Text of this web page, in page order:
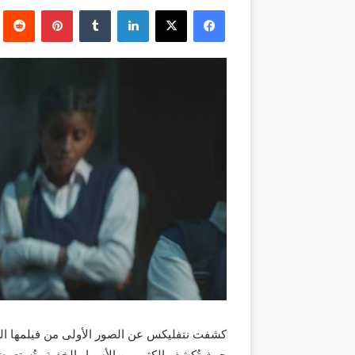
إلكترونيا
فيسبوك ‫X لينكدإن بينتيريست
كشفت نتفليكس عن الصور الأولى من فيلمها